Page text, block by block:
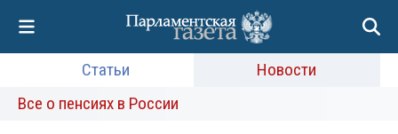
Статьи
Новости
Все о пенсиях в России